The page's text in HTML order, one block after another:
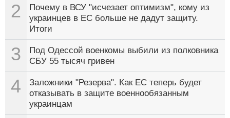
2
Почему в ВСУ "исчезает оптимизм", кому из
украинцев в ЕС больше не дадут защиту.
Итоги
3
Под Одессой военкомы выбили из полковника
СБУ 55 тысяч гривен
4
Заложники "Резерва". Как ЕС теперь будет
отказывать в защите военнообязанным
украинцам